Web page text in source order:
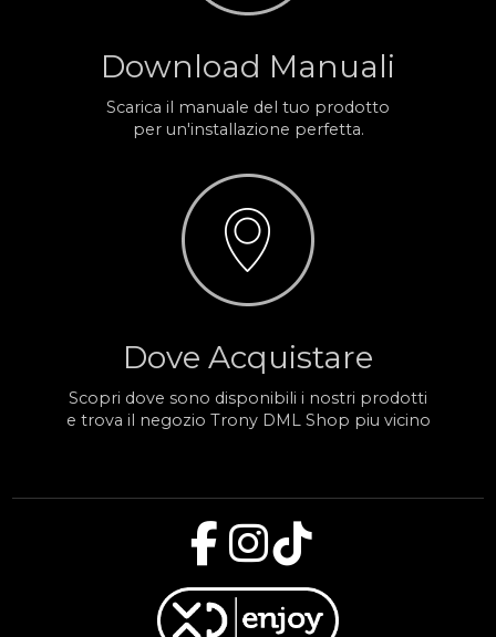
Download Manuali
Scarica il manuale del tuo prodotto
per un'installazione perfetta.
Dove Acquistare
Scopri dove sono disponibili i nostri prodotti
e trova il negozio Trony DML Shop piu vicino